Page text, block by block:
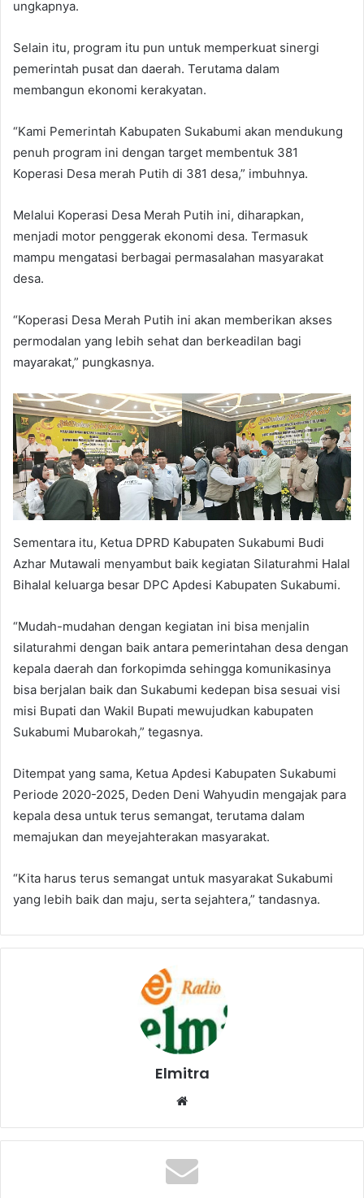
ungkapnya.
Selain itu, program itu pun untuk memperkuat sinergi
pemerintah pusat dan daerah. Terutama dalam
membangun ekonomi kerakyatan.
“Kami Pemerintah Kabupaten Sukabumi akan mendukung
penuh program ini dengan target membentuk 381
Koperasi Desa merah Putih di 381 desa,” imbuhnya.
Melalui Koperasi Desa Merah Putih ini, diharapkan,
menjadi motor penggerak ekonomi desa. Termasuk
mampu mengatasi berbagai permasalahan masyarakat
desa.
“Koperasi Desa Merah Putih ini akan memberikan akses
permodalan yang lebih sehat dan berkeadilan bagi
mayarakat,” pungkasnya.
Sementara itu, Ketua DPRD Kabupaten Sukabumi Budi
Azhar Mutawali menyambut baik kegiatan Silaturahmi Halal
Bihalal keluarga besar DPC Apdesi Kabupaten Sukabumi.
“Mudah-mudahan dengan kegiatan ini bisa menjalin
silaturahmi dengan baik antara pemerintahan desa dengan
kepala daerah dan forkopimda sehingga komunikasinya
bisa berjalan baik dan Sukabumi kedepan bisa sesuai visi
misi Bupati dan Wakil Bupati mewujudkan kabupaten
Sukabumi Mubarokah,” tegasnya.
Ditempat yang sama, Ketua Apdesi Kabupaten Sukabumi
Periode 2020-2025, Deden Deni Wahyudin mengajak para
kepala desa untuk terus semangat, terutama dalam
memajukan dan meyejahterakan masyarakat.
“Kita harus terus semangat untuk masyarakat Sukabumi
yang lebih baik dan maju, serta sejahtera,” tandasnya.
Elmitra
Website